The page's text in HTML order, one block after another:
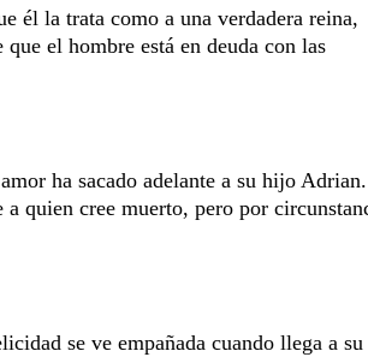
él la trata como a una verdadera reina,
el hombre está en deuda con las
ha sacado adelante a su hijo Adrian.
quien cree muerto, pero por
se ve empañada cuando llega a su